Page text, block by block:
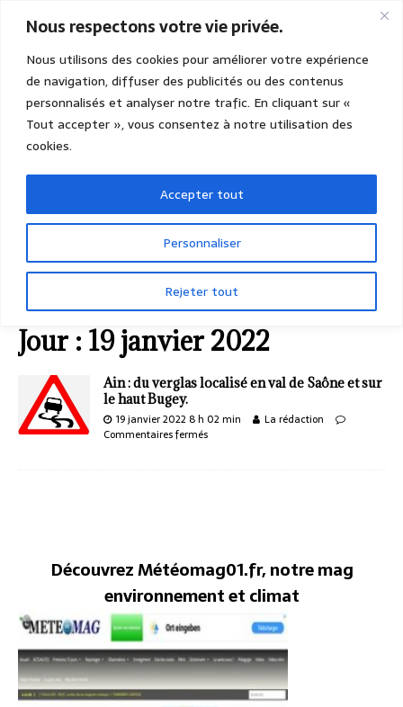
Nous respectons votre vie privée.
Nous utilisons des cookies pour améliorer votre expérience
de navigation, diffuser des publicités ou des contenus
personnalisés et analyser notre trafic. En cliquant sur «
Tout accepter », vous consentez à notre utilisation des
cookies.
Personnaliser
Rejeter tout
Accepter tout
JANVIER
Jour : 19 janvier 2022
Ain : du verglas localisé en val de Saône et sur
le haut Bugey.
19 janvier 2022 8 h 02 min
La rédaction
Commentaires fermés
Découvrez Météomag01.fr, notre mag
environnement et climat